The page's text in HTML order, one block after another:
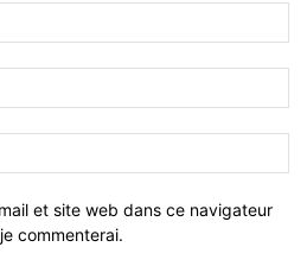
et site web dans ce navigateur
commenterai.